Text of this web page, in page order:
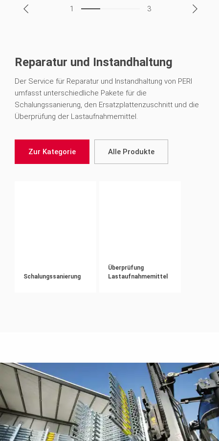
1 3
Reparatur und Instandhaltung
Der Service für Reparatur und Instandhaltung von PERI
umfasst unterschiedliche Pakete für die
Schalungssanierung, den Ersatzplattenzuschnitt und die
Überprüfung der Lastaufnahmemittel.
Zur Kategorie Alle Produkte
Schalungssanierung
Überprüfung
Lastaufnahmemittel